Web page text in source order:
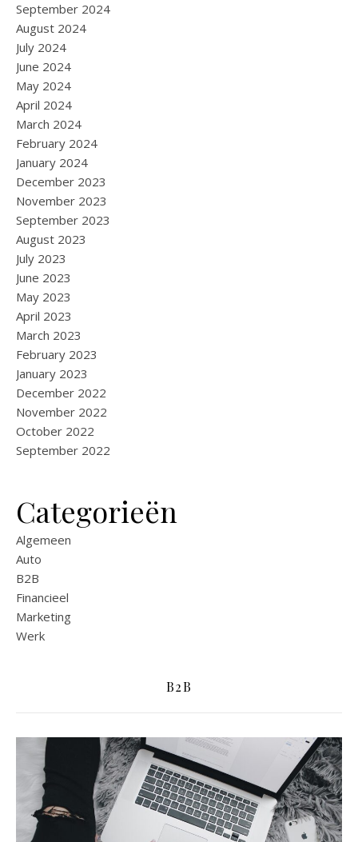
September 2024
August 2024
July 2024
June 2024
May 2024
April 2024
March 2024
February 2024
January 2024
December 2023
November 2023
September 2023
August 2023
July 2023
June 2023
May 2023
April 2023
March 2023
February 2023
January 2023
December 2022
November 2022
October 2022
September 2022
Categorieën
Algemeen
Auto
B2B
Financieel
Marketing
Werk
B2B